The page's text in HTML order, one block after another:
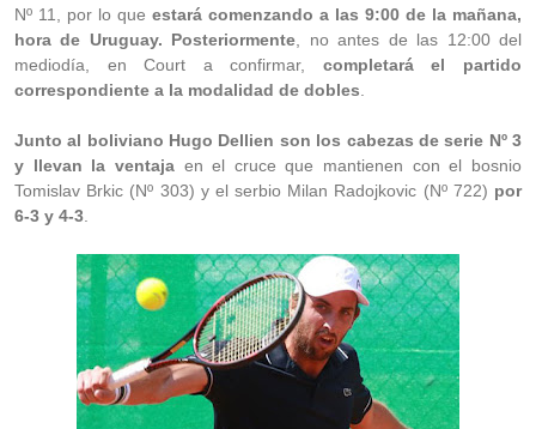
Nº 11, por lo que estará comenzando a las 9:00 de la mañana,
hora de Uruguay. Posteriormente , no antes de las 12:00 del
mediodía, en Court a confirmar, completará el partido
correspondiente a la modalidad de dobles
Junto al boliviano Hugo Dellien son los cabezas de serie Nº 3
y llevan la ventajaen el cruce que mantienen con el bosnio
Tomislav Brkic (Nº 303) y el serbio Milan Radojkovic (Nº 722) por
6-3 y 4-3